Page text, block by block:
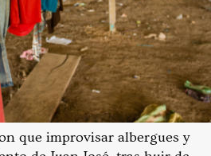
que improvisar albergues y